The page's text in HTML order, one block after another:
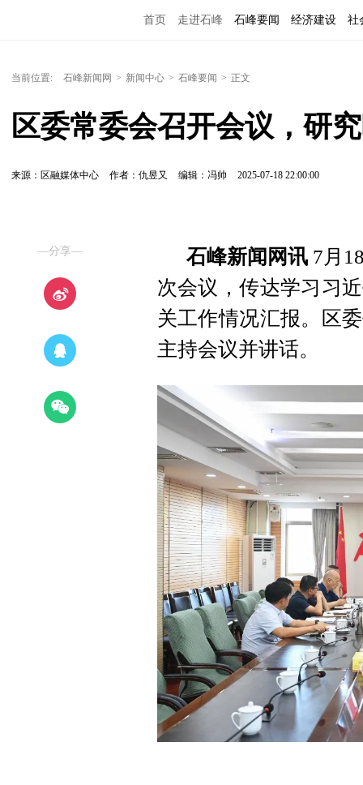
首页 走进石峰 石峰要闻 经济建设 社
当前位置: 石峰新闻网 > 新闻中心 > 石峰要闻 > 正文
区委常委会召开会议，研
来源：区融媒体中心 作者：仇昱又 编辑：冯帅 2025-07-18 22:00:00
—分享— 石峰新闻网讯7月
次会议，传达学习习
关工作情况汇报。区
主持会议并讲话。